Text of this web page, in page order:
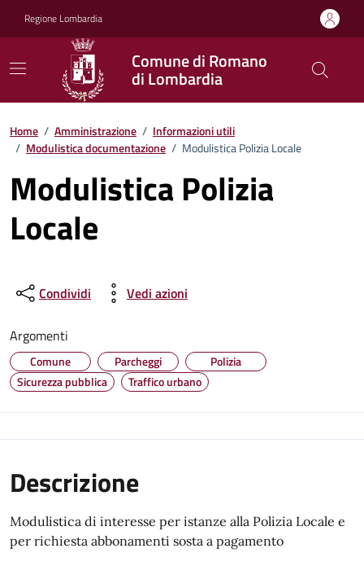
Regione Lombardia
Comune di Romano
di Lombardia
Home / Amministrazione / Informazioni utili
/ Modulistica documentazione / Modulistica Polizia Locale
Modulistica Polizia
Locale
Condividi Vedi azioni
Argomenti
Comune Parcheggi
Polizia
Sicurezza pubblica
Traffico urbano
Descrizione
Modulistica di interesse per istanze alla Polizia Locale e
per richiesta abbonamenti sosta a pagamento